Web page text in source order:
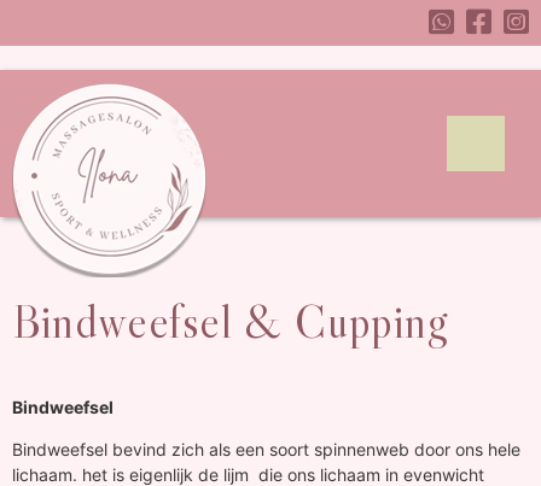
Bindweefsel & Cupping
Bindweefsel
Bindweefsel bevind zich als een soort spinnenweb door ons hele
lichaam. het is eigenlijk de lijm die ons lichaam in evenwicht